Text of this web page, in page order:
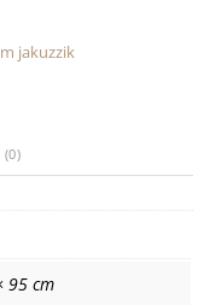
jakuzzik
(0)
95 cm